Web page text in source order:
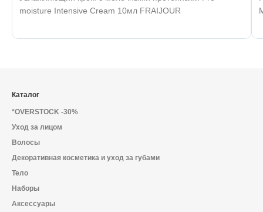
moisture Intensive Cream 10мл FRAIJOUR
Каталог
*OVERSTOCK -30%
Уход за лицом
Волосы
Декоративная косметика и уход за губами
Тело
Наборы
Аксессуары